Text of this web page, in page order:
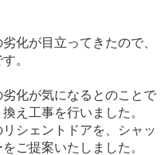
化が目立ってきたので、
。
化が気になるとのことで
え工事を行いました。
シェントドアを、シャッ
ご提案いたしました。